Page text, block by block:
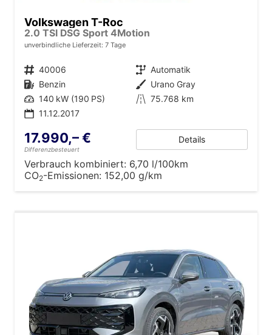
Volkswagen T-Roc
2.0 TSI DSG Sport 4Motion
unverbindliche Lieferzeit: 7 Tage
Fahrzeugnr. 40006 Getriebe Automatik
Kraftstoff Benzin Außenfarbe Urano Gray
Leistung 140 kW (190 PS) Kilometerstand 75.768 km
11.12.2017
17.990,– €
Differenzbesteuert
Details
Verbrauch kombiniert: 6,70 l/100km
CO2-Emissionen: 152,00 g/km